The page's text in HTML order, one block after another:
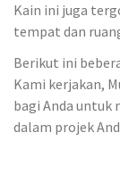
Kain ini juga
tempat dan
Berikut ini
Kami kerjakan,
bagi Anda untuk
dalam projek